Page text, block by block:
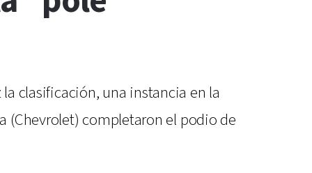
clasificación, una instancia en la
(Chevrolet) completaron el podio de